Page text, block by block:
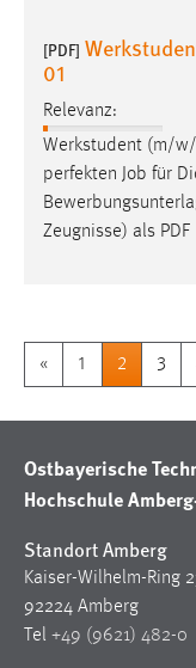
[PDF]
01
Relevanz:
Werkstudent (m/
perfekten Job für
Zeugnisse) als PDF
« 1 2 3
Ostbayerische
Hochschule
Standort Amberg
Kaiser-Wilhelm-Ring
92224 Amberg
Tel +49 (9621) 482-0